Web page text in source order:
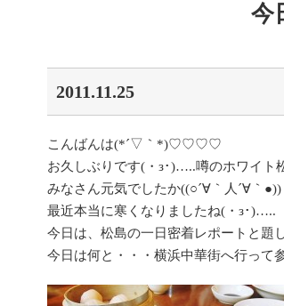
今
2011.11.25
こんばんは(*´▽｀*)♡♡♡♡
お久しぶりです(・з･)…..噂のホワイト
みなさん元気でしたか((○´∀｀人´∀｀●))
最近本当に寒くなりましたね(・з･)…..
今日は、松島の一日密着レポートと題
今日は何と・・・横浜中華街へ行って